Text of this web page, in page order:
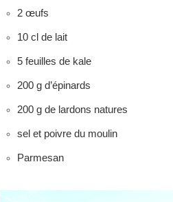
2 œufs
10 cl de lait
5 feuilles de kale
200 g d’épinards
200 g de lardons natures
sel et poivre du moulin
Parmesan